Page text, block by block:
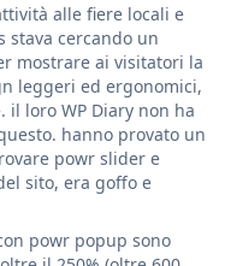
alle fiere locali e
stava cercando un
mostrare ai visitatori la
leggeri ed ergonomici,
il loro WP Diary non ha
hanno provato un
powr slider e
sito, era goffo e
powr popup sono